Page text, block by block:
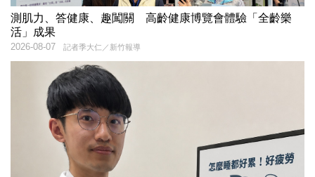
測肌力、答健康、趣闖關 高齡健康博覽會體驗「全齡樂
活」成果
記者季大仁／新竹報導
2026-08-07